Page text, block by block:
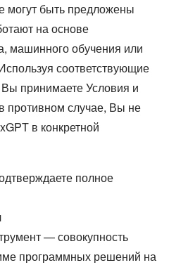
быть предложены
на основе
машинного обучения или
соответствующие
принимаете Условия и
противном случае, Вы не
в конкретной
полное
— совокупность
программных решений на